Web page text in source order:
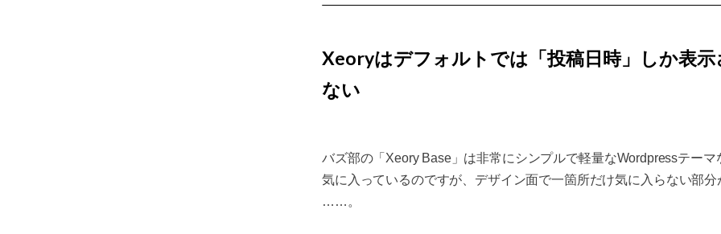
Xeoryはデフォルトでは「投稿日時」しか表示
ない
バズ部の「Xeory Base」は非常にシンプルで軽量なWordpressテーマ
気に入っているのですが、デザイン面で一箇所だけ気に入らない部分
……。